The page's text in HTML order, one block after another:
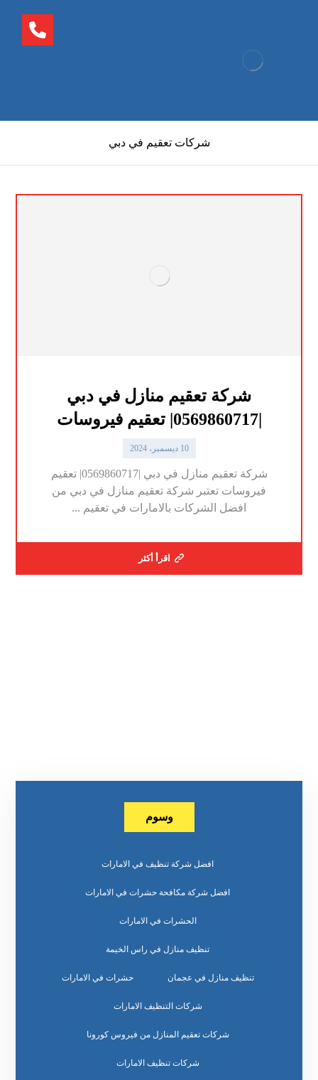
شركات تعقيم في دبي
شركة تعقيم منازل في دبي
|0569860717| تعقيم فيروسات
10 ديسمبر، 2024
شركة تعقيم منازل في دبي |0569860717| تعقيم
فيروسات تعتبر شركة تعقيم منازل في دبي من
افضل الشركات بالامارات في تعقيم ...
اقرأ أكثر
وسوم
افضل شركة تنظيف في الامارات
افضل شركة مكافحة حشرات في الامارات
الحشرات في الامارات
تنظيف منازل في راس الخيمة
تنظيف منازل في عجمان حشرات في الامارات
شركات التنظيف الامارات
شركات تعقيم المنازل من فيروس كورونا
شركات تنظيف الامارات